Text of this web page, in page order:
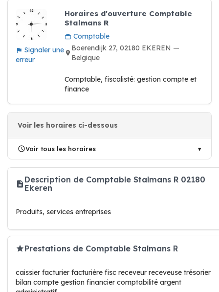
Signaler une
erreur
Horaires d'ouverture Comptable
Stalmans R
Comptable
Boerendijk 27, 02180 EKEREN —
Belgique
Comptable, fiscalisté: gestion compte et
finance
Voir les horaires ci-dessous
Voir tous les horaires
Description de Comptable Stalmans R 02180
Ekeren
Produits, services entreprises
Prestations de Comptable Stalmans R
caissier facturier facturière fisc receveur receveuse trésorier
bilan compte gestion financier comptabilité argent